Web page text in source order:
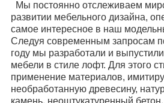
Мы постоянно отслеживаем
развитии мебельного дизайна,
самое интересное в наш
Следуя современным запросам
году мы разработали и
мебели в стиле лофт. Для этого
применение материалов,
необработанную древесину,
камень, неоштукатуренный